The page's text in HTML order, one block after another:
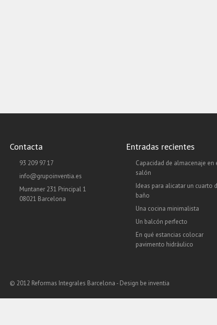
Contacta
93 209 97 17
info@grupoinventia.es
Muntaner 231 Principal 1
08021 Barcelona
Entradas recientes
Capacidad de almacenaje en
salón
Ideas para alicatar un cuarto
baño
Una cocina minimalista
Un balcón perfecto
En qué estancias colocar
pavimento hidráulico
© 2012 Reformas Integrales Barcelona - Design be inventia